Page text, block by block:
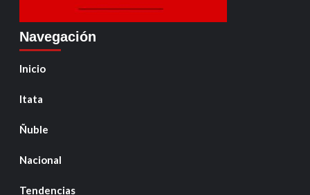
Navegación
Inicio
Itata
Ñuble
Nacional
Tendencias